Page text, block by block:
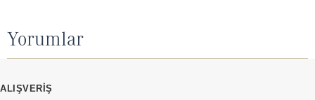
Yorumlar
ALIŞVERİŞ